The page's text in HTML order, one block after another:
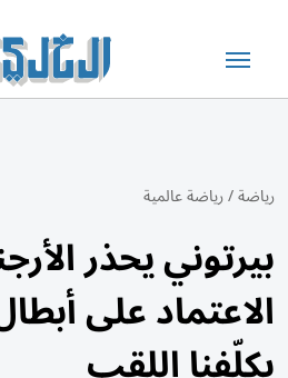
رياضة/رياضة عالمية
بيرتوني يحذر
الاعتماد على